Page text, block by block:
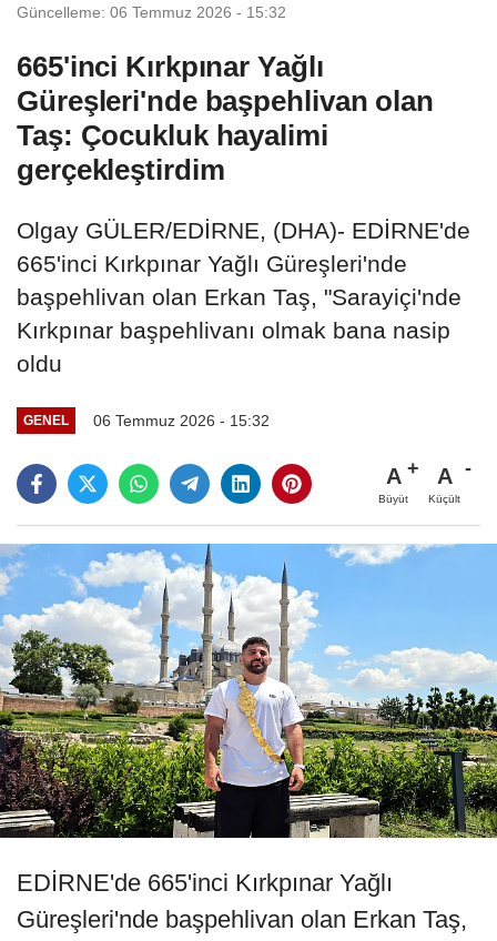
Güncelleme: 06 Temmuz 2026 - 15:32
665'inci Kırkpınar Yağlı
Güreşleri'nde başpehlivan olan
Taş: Çocukluk hayalimi
gerçekleştirdim
Olgay GÜLER/EDİRNE, (DHA)- EDİRNE'de
665'inci Kırkpınar Yağlı Güreşleri'nde
başpehlivan olan Erkan Taş, "Sarayiçi'nde
Kırkpınar başpehlivanı olmak bana nasip
oldu
GENEL 06 Temmuz 2026 - 15:32
A
Büyüt
A
Küçült
EDİRNE'de 665'inci Kırkpınar Yağlı
Güreşleri'nde başpehlivan olan Erkan Taş,